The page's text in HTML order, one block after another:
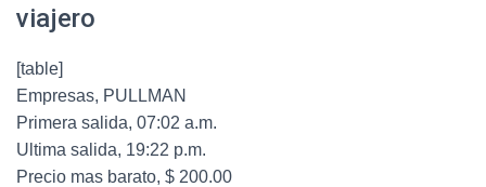
viajero
[table]
Empresas, PULLMAN
Primera salida, 07:02 a.m.
Ultima salida, 19:22 p.m.
Precio mas barato, $ 200.00